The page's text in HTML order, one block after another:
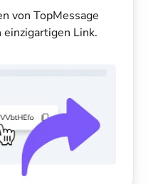
von TopMessage
Link.